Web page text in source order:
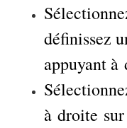
définissez
appuyant
à droite